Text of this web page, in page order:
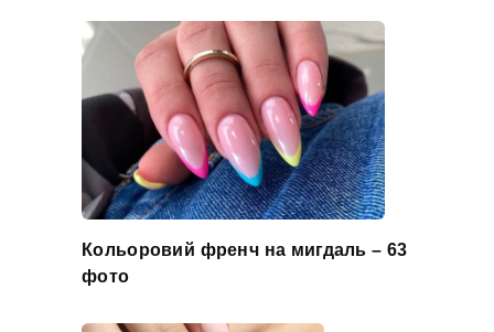
Кольоровий френч на мигдаль – 63
фото